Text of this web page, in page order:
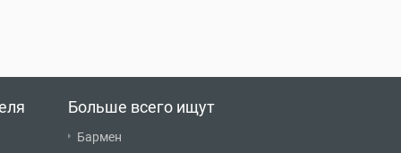
Больше всего ищут
Бармен